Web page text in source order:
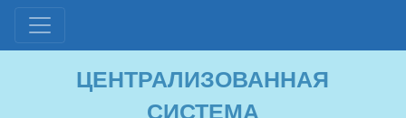
ЦЕНТРАЛИЗОВАННАЯ
СИСТЕМА
ДЕТСКИХ БИБЛИОТЕК